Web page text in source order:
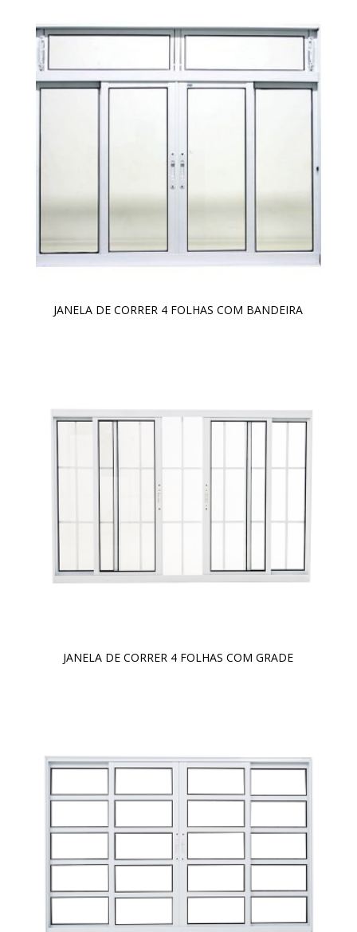
JANELA DE CORRER 4 FOLHAS COM BANDEIRA
JANELA DE CORRER 4 FOLHAS COM GRADE